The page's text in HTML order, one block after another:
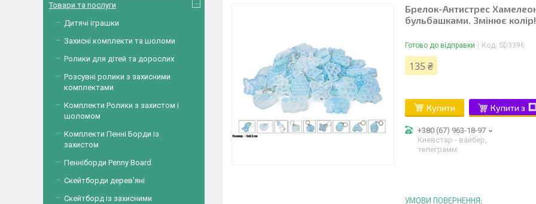
Брелок-Антистрес
бульбашками. Змінює колір!
Готово до відправки Код: SD3396
135 ₴
Купити Купити з
+380 (67) 963-18-97
Киевстар - вайбер,
телеграмм
Товари та послуги
Дитячі іграшки
Захисні комплекти та шоломи
Ролики для дітей та дорослих
Розсувні ролики з захисними
комплектами
Комплекти Ролики з захистом і
шоломом
Комплекти Пенні Борди із
захистом
Пенніборди Penny Board
Скейтборди дерев'яні
Скейтборд із захисними